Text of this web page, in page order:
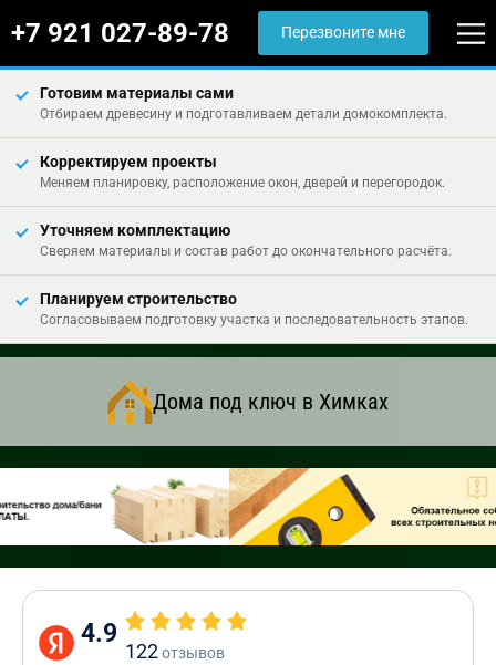
+7 921 027-89-78 Перезвоните мне
Готовим материалы сами
Отбираем древесину и подготавливаем детали домокомплекта.
Корректируем проекты
Меняем планировку, расположение окон, дверей и перегородок.
Уточняем комплектацию
Сверяем материалы и состав работ до окончательного расчёта.
Планируем строительство
Согласовываем подготовку участка и последовательность этапов.
Дома под ключ в Химках
4.9
122отзывов